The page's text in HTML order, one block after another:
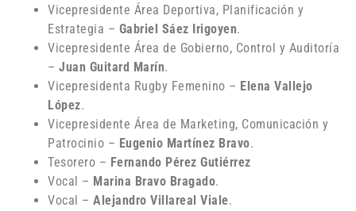
Vicepresidente Área Deportiva, Planificación y
Estrategia – Gabriel Sáez Irigoyen.
Vicepresidente Área de Gobierno, Control y Auditoría
– Juan Guitard Marín.
Vicepresidenta Rugby Femenino – Elena Vallejo
López.
Vicepresidente Área de Marketing, Comunicación y
Patrocinio – Eugenio Martínez Bravo.
Tesorero – Fernando Pérez Gutiérrez
Vocal – Marina Bravo Bragado.
Vocal – Alejandro Villareal Viale.